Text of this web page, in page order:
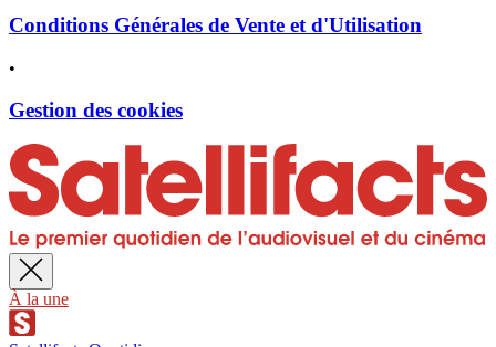
Conditions Générales de Vente et d'Utilisation
•
Gestion des cookies
À la une